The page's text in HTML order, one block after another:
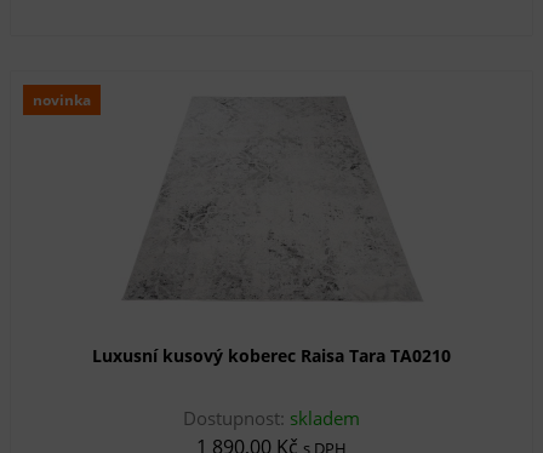
novinka
Luxusní kusový koberec Raisa Tara TA0210
Dostupnost: skladem
1 890,00 Kč s DPH